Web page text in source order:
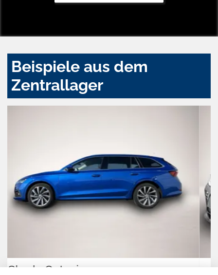
Beispiele aus dem
Zentrallager
Cupra Terramar